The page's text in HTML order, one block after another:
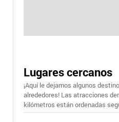
Lugares cercanos
¡Aquí le dejamos algunos
alrededores! Las atracciones
kilómetros están ordenadas